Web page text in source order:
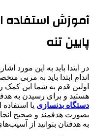
آموزش استفاده
پایین تنه
در ابتدا باید به این مورد
اندام ابتدا باید به مربی
اولین قدم به شما این کمک
هستید و برای رسیدن به
دستگاه بدنسازی یا
بصورت هدفمند و صحیح
به هدفتان بتوانید از